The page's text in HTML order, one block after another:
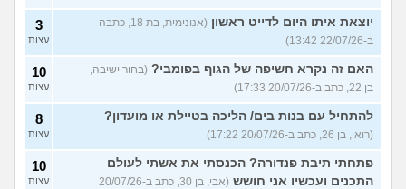
יוצאת איתו היום לדייט ראשון
(אנונימית, בת 18, כתבה
ב-22/07/26 13:42)
3
עצות
האם זה נקרא חשיפה של הגוף בפומבי? (בחור ישיבה,
בן 22, כתב ב-20/07/26 17:33)
10
עצות
להתחיל עם בנות בים/ הליכה בטיילת או מועדון?
(רואי, בן 26, כתב ב-20/07/26 17:22)
8
עצות
פתחתי תיבת פנדורה? הכנסתי את אשתי לעולם
התכנים ועכשיו אני חושש
(אבי, בן 30, כתב ב-20/07/26
10
עצות